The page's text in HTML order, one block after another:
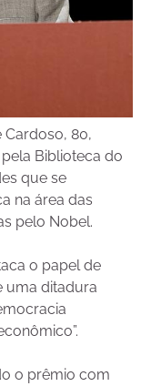
Cardoso, 80,
Biblioteca do
que se
na área das
pelo Nobel.
o papel de
uma ditadura
o prêmio com